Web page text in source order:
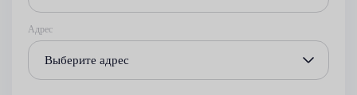
Адрес
Выберите адрес